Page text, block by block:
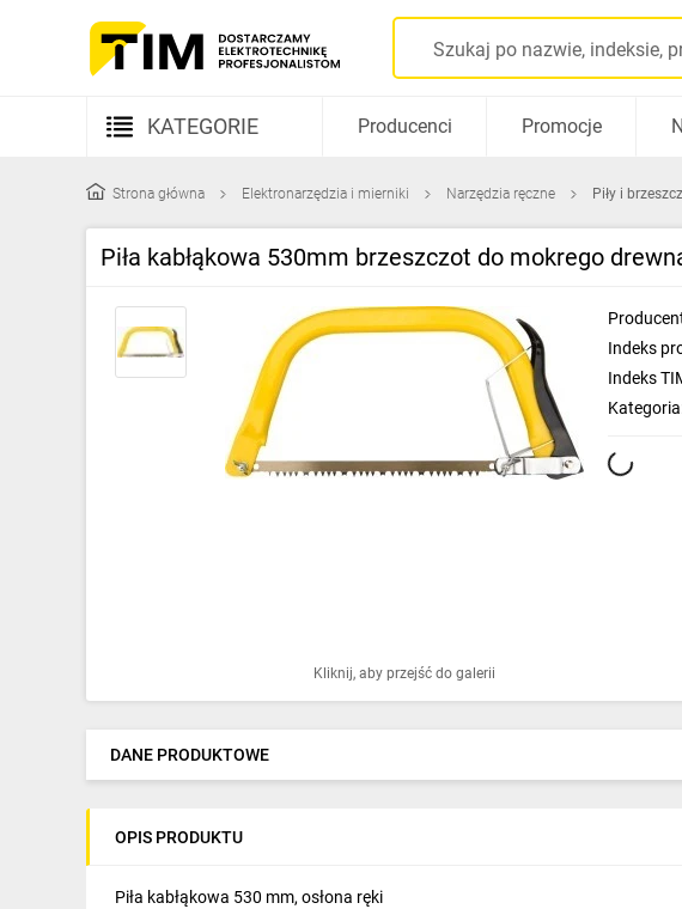
KATEGORIE
Kable i przewody
Rozdzielnice i obudowy
Elementy prowadzenia kabli
Ogrzewanie
Elektronarzędzia i mierniki
Napędy elektryczne
Producenci Promocje
Strona główna Elektronarzędzia i mierniki Narzędzia ręczne Piły i
Piła kabłąkowa 530mm brzeszczot do mokrego
Kliknij, aby przejść do galerii
Indeks
Indeks
DANE PRODUKTOWE
OPIS PRODUKTU
Piła kabłąkowa 530 mm, osłona ręki